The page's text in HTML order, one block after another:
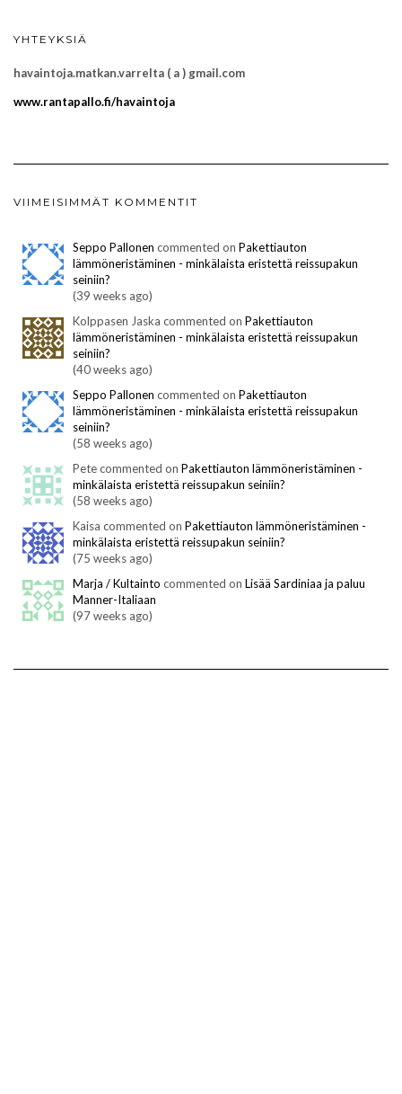
YHTEYKSIÄ
havaintoja.matkan.varrelta ( a ) gmail.com
www.rantapallo.fi/havaintoja
VIIMEISIMMÄT KOMMENTIT
Seppo Pallonen commented on Pakettiauton
lämmöneristäminen - minkälaista eristettä reissupakun
seiniin?
(39 weeks ago)
Kolppasen Jaska commented on Pakettiauton
lämmöneristäminen - minkälaista eristettä reissupakun
seiniin?
(40 weeks ago)
Seppo Pallonen commented on Pakettiauton
lämmöneristäminen - minkälaista eristettä reissupakun
seiniin?
(58 weeks ago)
Pete commented on Pakettiauton lämmöneristäminen -
minkälaista eristettä reissupakun seiniin?
(58 weeks ago)
Kaisa commented on Pakettiauton lämmöneristäminen -
minkälaista eristettä reissupakun seiniin?
(75 weeks ago)
Marja / Kultainto commented on Lisää Sardiniaa ja paluu
Manner-Italiaan
(97 weeks ago)